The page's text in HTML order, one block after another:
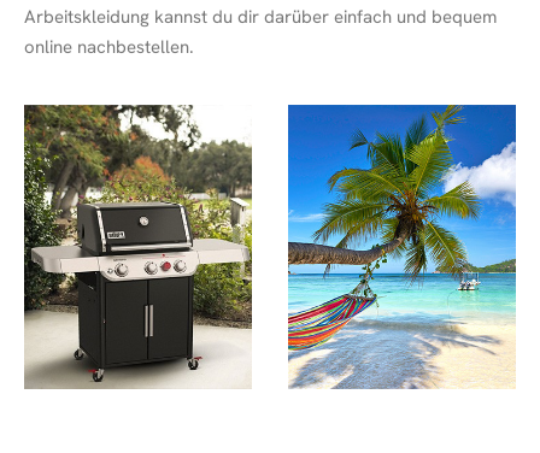
Arbeitskleidung kannst du dir darüber einfach und bequem
online nachbestellen.